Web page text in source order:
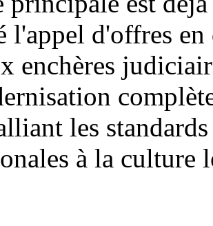
l'appel d'offres
enchères
les
à la culture